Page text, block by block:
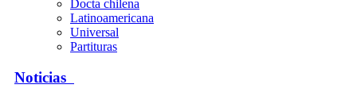
Docta chilena
Latinoamericana
Universal
Partituras
Noticias